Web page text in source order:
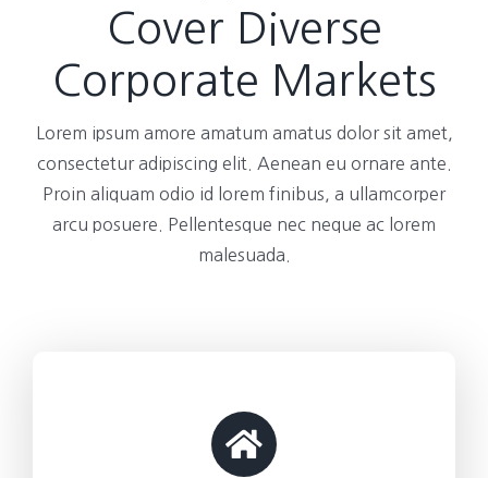
Cover Diverse
Corporate Markets
Lorem ipsum amore amatum amatus dolor sit amet,
consectetur adipiscing elit. Aenean eu ornare ante.
Proin aliquam odio id lorem finibus, a ullamcorper
arcu posuere. Pellentesque nec neque ac lorem
malesuada.